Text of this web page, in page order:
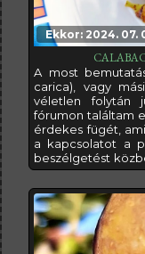
Ekkor: 2024. 07.
A most
carica), vagy
véletlen folytán
fórumon találtam
érdekes fügét,
a kapcsolatot a
beszélgetést
neki, ami engem
(Bécane, LSU
Calabacita), és
Vagyis nagy